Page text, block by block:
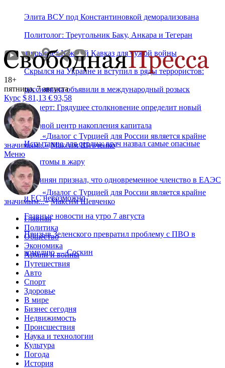
Элита ВСУ под Константиновкой деморализована
Политолог: Треугольник Баку, Анкара и Тегеран
закрывает Южный Кавказ для чужой войны
Скрылся на Украине и вступил в ряды террористов:
россиянина объявили в международный розыск
Эксперт: Грядущее столкновение определит новый
мировой центр накопления капитала
Испытание для сердца: врач назвал самые опасные
симптомы в жару
Пашинян признал, что одновременное членство в ЕАЭС
и ЕС невозможно
Главные новости на утро 7 августа
Призыв Зеленского превратил проблему с ПВО в
комедию — Соскин
18+
пятница, 7 августа
Курс $81,13 €93,58
«Диалог с Турцией для России является крайне
значимым...» Максим Шевченко
Меню
«Диалог с Турцией для России является крайне
значимым...» Максим Шевченко
Главная
Политика
Общество
Экономика
Армии и войны
Путешествия
Авто
Спорт
Здоровье
В мире
Бизнес сегодня
Недвижимость
Происшествия
Наука и технологии
Культура
Погода
История